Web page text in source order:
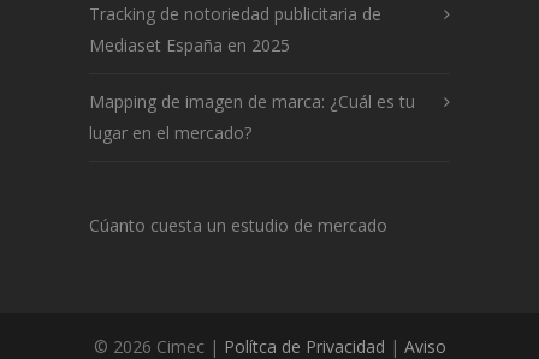
Tracking de notoriedad publicitaria de
Mediaset España en 2025
Mapping de imagen de marca: ¿Cuál es tu
lugar en el mercado?
Cúanto cuesta un estudio de mercado
© 2026 Cimec | Polítca de Privacidad | Aviso